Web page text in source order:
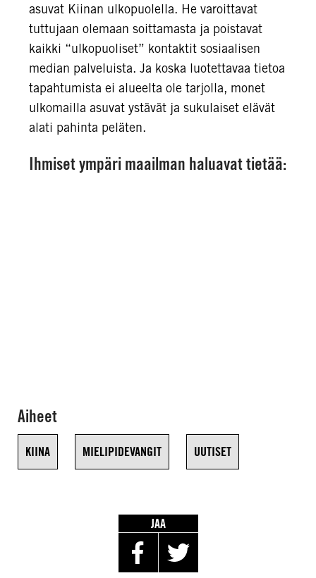
asuvat Kiinan ulkopuolella. He varoittavat
tuttujaan olemaan soittamasta ja poistavat
kaikki “ulkopuoliset” kontaktit sosiaalisen
median palveluista. Ja koska luotettavaa tietoa
tapahtumista ei alueelta ole tarjolla, monet
ulkomailla asuvat ystävät ja sukulaiset elävät
alati pahinta peläten.
Ihmiset ympäri maailman haluavat tietää:
Aiheet
KIINA MIELIPIDEVANGIT UUTISET
JAA